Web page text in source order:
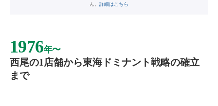
ん。 詳細はこちら
1976年〜
西尾の1店舗から東海ドミナント戦略の確立
まで